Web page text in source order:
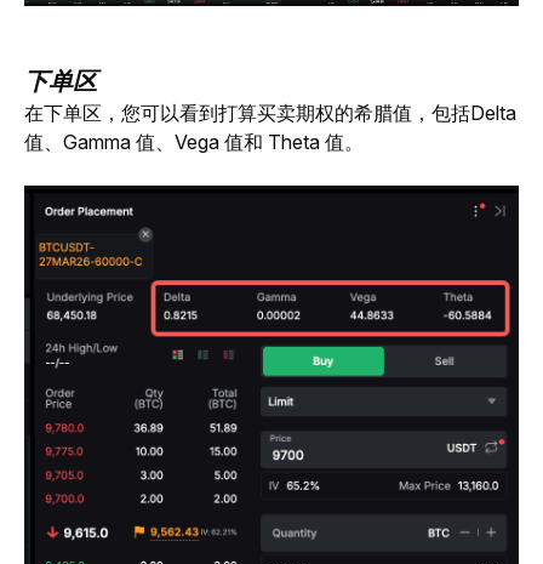
下单区
在下单区，您可以看到打算买卖期权的希腊值，包括Delta
值、Gamma 值、Vega 值和 Theta 值。